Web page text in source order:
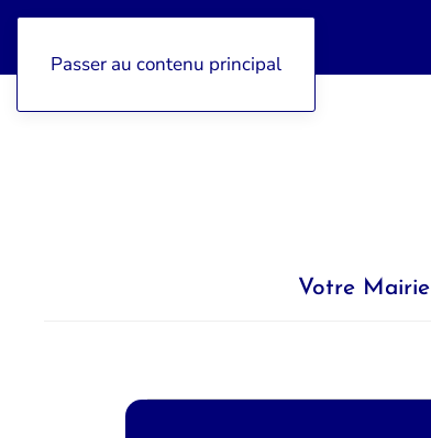
Passer au contenu principal
Votre Mairie
Évènements